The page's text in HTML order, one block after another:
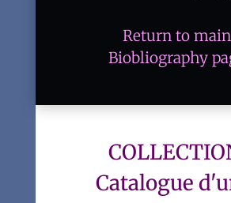
Return to main
Biobliography
Catalogue